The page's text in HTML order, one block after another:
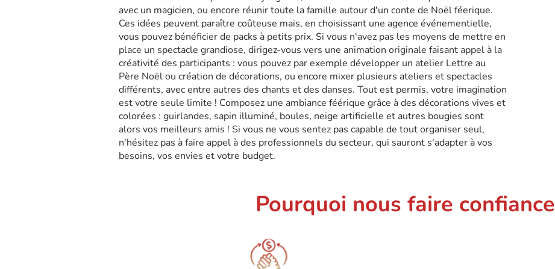
avec un magicien, ou encore réunir toute la famille autour d'un conte de Noël féerique.
Ces idées peuvent paraître coûteuse mais, en choisissant une agence événementielle,
vous pouvez bénéficier de packs à petits prix. Si vous n'avez pas les moyens de mettre en
place un spectacle grandiose, dirigez-vous vers une animation originale faisant appel à la
créativité des participants : vous pouvez par exemple développer un atelier Lettre au
Père Noël ou création de décorations, ou encore mixer plusieurs ateliers et spectacles
différents, avec entre autres des chants et des danses. Tout est permis, votre imagination
est votre seule limite ! Composez une ambiance féérique grâce à des décorations vives et
colorées : guirlandes, sapin illuminé, boules, neige artificielle et autres bougies sont
alors vos meilleurs amis ! Si vous ne vous sentez pas capable de tout organiser seul,
n'hésitez pas à faire appel à des professionnels du secteur, qui sauront s'adapter à vos
besoins, vos envies et votre budget.
Pourquoi nous faire confiance